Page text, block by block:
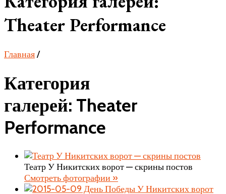
Theater Performance
Главная/
Категория
галерей: Theater
Performance
Театр У Никитских ворот — скрины постов
Смотреть фотографии »